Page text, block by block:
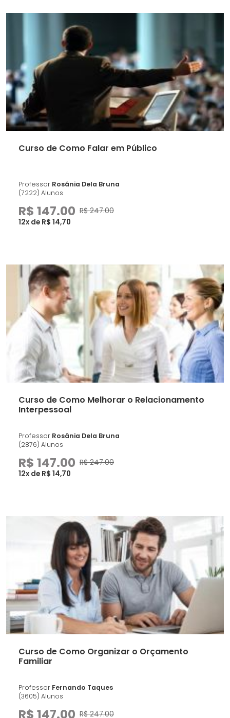
Curso de Como Falar em Público
Professor Rosânia Dela Bruna
(7222) Alunos
R$ 147.00 R$ 247.00
12x de R$ 14,70
Curso de Como Melhorar o Relacionamento
Interpessoal
Professor Rosânia Dela Bruna
(2876) Alunos
R$ 147.00 R$ 247.00
12x de R$ 14,70
Curso de Como Organizar o Orçamento
Familiar
Professor Fernando Taques
(3605) Alunos
R$ 147.00 R$ 247.00